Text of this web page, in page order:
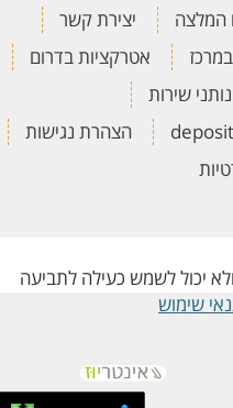
המלצה
יצירת קשר
אטרקציות בדרום
שירות
הצהרת נגישות
יכול לשמש כעילה לתביעה
שימוש